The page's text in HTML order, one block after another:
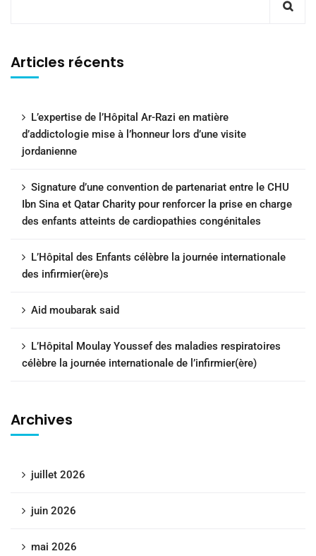
Articles récents
L’expertise de l’Hôpital Ar-Razi en matière
d’addictologie mise à l’honneur lors d’une visite
jordanienne
Signature d’une convention de partenariat entre le CHU
Ibn Sina et Qatar Charity pour renforcer la prise en charge
des enfants atteints de cardiopathies congénitales
L’Hôpital des Enfants célèbre la journée internationale
des infirmier(ère)s
Aid moubarak said
L’Hôpital Moulay Youssef des maladies respiratoires
célèbre la journée internationale de l’infirmier(ère)
Archives
juillet 2026
juin 2026
mai 2026